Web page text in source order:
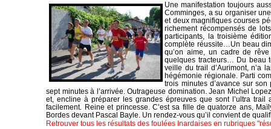
Une manifestation toujours
Comminges, a su organiser
et deux magnifiques courses
richement récompensés de
participants, la troisième
complète réussite…Un beau
qu’on aime, un cadre de
quelques tracteurs… Du beau
veille du trail d’Aurimont, n’a
hégémonie régionale. Parti
trois minutes d’avance sur
sept minutes à l’arrivée. Outrageuse domination. Jean Michel
et, encline à préparer les grandes épreuves que sont l’ultra
facilement. Reine et princesse. C’est sa fille de quatorze ans,
Bordes devant Pascal Bayle. Un rendez-vous qu’il convient de
Retrouver tous les résultats des foulées Inardaises en rubriques